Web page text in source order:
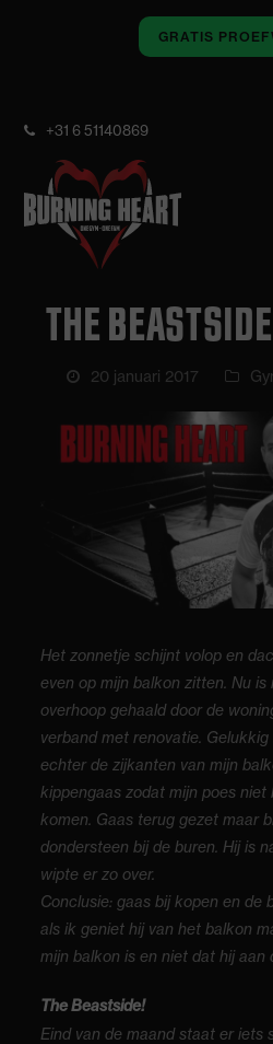
GRATIS
+31 6 51140869
THE
20 januari 2017
Het zonnetje schijnt volop en
even op mijn balkon zitten. Nu is
overhoop gehaald door de
verband met renovatie. Gelukkig
echter de zijkanten van mijn
kippengaas zodat mijn poes niet
komen. Gaas terug gezet maar
dondersteen bij de buren. Hij is
wipte er zo over.
Conclusie: gaas bij kopen en de
als ik geniet hij van het balkon
mijn balkon is en niet dat hij aan
The Beastside!
Eind van de maand staat er iets